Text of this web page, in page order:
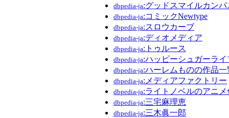
dbpedia-ja:グッドスマイルカンパ
dbpedia-ja:コミックNewtype
dbpedia-ja:スロウカーブ
dbpedia-ja:ディオメディア
dbpedia-ja:トゥルース
dbpedia-ja:ハッピーシュガーライ
dbpedia-ja:ハーレムものの作品一
dbpedia-ja:メディアファクトリー
dbpedia-ja:ライトノベルのアニ
dbpedia-ja:三宅麻理恵
dbpedia-ja:三木眞一郎